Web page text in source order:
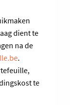
dient te
na de
.
te